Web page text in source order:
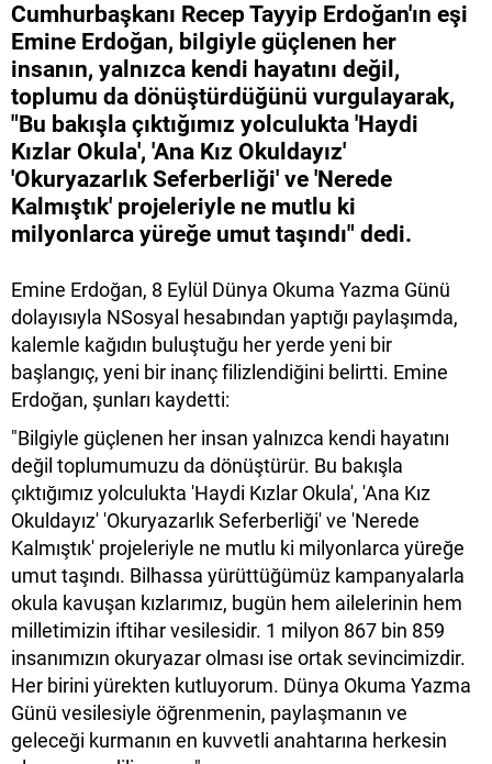
Cumhurbaşkanı Recep Tayyip Erdoğan'ın eşi
Emine Erdoğan, bilgiyle güçlenen her
insanın, yalnızca kendi hayatını değil,
toplumu da dönüştürdüğünü vurgulayarak,
"Bu bakışla çıktığımız yolculukta 'Haydi
Kızlar Okula', 'Ana Kız Okuldayız'
'Okuryazarlık Seferberliği' ve 'Nerede
Kalmıştık' projeleriyle ne mutlu ki
milyonlarca yüreğe umut taşındı" dedi.
Emine Erdoğan, 8 Eylül Dünya Okuma Yazma Günü
dolayısıyla NSosyal hesabından yaptığı paylaşımda,
kalemle kağıdın buluştuğu her yerde yeni bir
başlangıç, yeni bir inanç filizlendiğini belirtti. Emine
Erdoğan, şunları kaydetti:
"Bilgiyle güçlenen her insan yalnızca kendi hayatını
değil toplumumuzu da dönüştürür. Bu bakışla
çıktığımız yolculukta 'Haydi Kızlar Okula', 'Ana Kız
Okuldayız' 'Okuryazarlık Seferberliği' ve 'Nerede
Kalmıştık' projeleriyle ne mutlu ki milyonlarca yüreğe
umut taşındı. Bilhassa yürüttüğümüz kampanyalarla
okula kavuşan kızlarımız, bugün hem ailelerinin hem
milletimizin iftihar vesilesidir. 1 milyon 867 bin 859
insanımızın okuryazar olması ise ortak sevincimizdir.
Her birini yürekten kutluyorum. Dünya Okuma Yazma
Günü vesilesiyle öğrenmenin, paylaşmanın ve
geleceği kurmanın en kuvvetli anahtarına herkesin